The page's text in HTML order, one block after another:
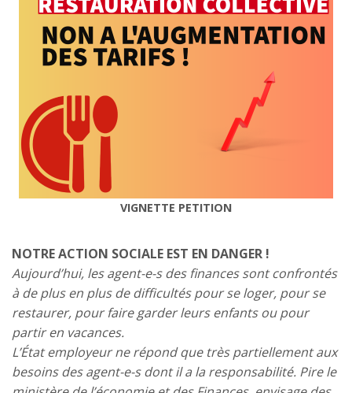
VIGNETTE PETITION
NOTRE ACTION SOCIALE EST EN DANGER !
Aujourd’hui, les agent-e-s des finances sont confrontés
à de plus en plus de difficultés pour se loger, pour se
restaurer, pour faire garder leurs enfants ou pour
partir en vacances.
L’État employeur ne répond que très partiellement aux
besoins des agent-e-s dont il a la responsabilité. Pire le